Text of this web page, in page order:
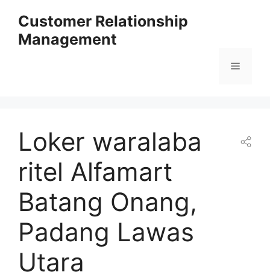
content
Customer Relationship
Management
Menu
Loker waralaba
ritel Alfamart
Batang Onang,
Padang Lawas
Utara